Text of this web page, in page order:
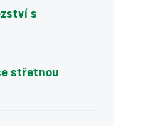
s
střetnou